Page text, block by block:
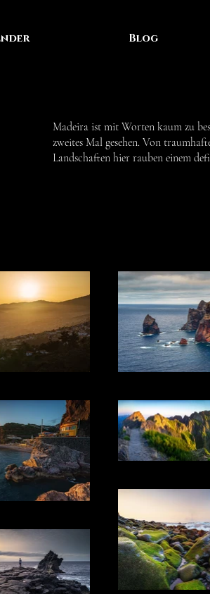
Blog
Madeira ist mit Worten kaum zu
zweites Mal gesehen. Von
Landschaften hier rauben einem